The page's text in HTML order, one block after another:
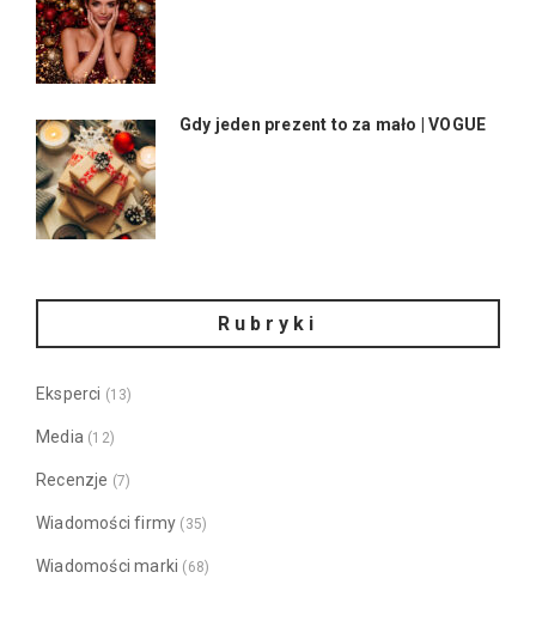
Gdy jeden prezent to za mało | VOGUE
Rubryki
Eksperci (13)
Media (12)
Recenzje (7)
Wiadomości firmy (35)
Wiadomości marki (68)